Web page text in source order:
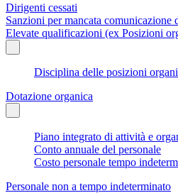
Dirigenti cessati
Sanzioni per mancata comunicazione
Elevate qualificazioni (ex Posizioni
Disciplina delle posizioni
Dotazione organica
Piano integrato di attività e
Conto annuale del personale
Costo personale tempo
Personale non a tempo indeterminato